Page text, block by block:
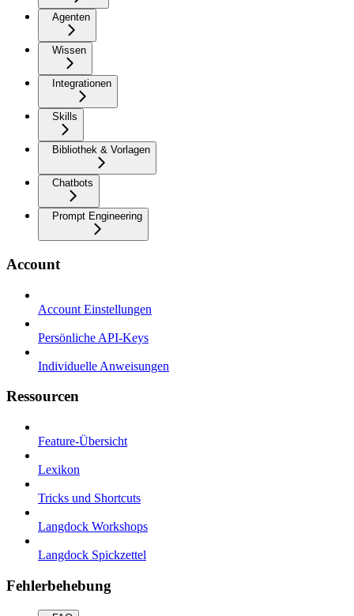
Agenten
Wissen
Integrationen
Skills
Bibliothek & Vorlagen
Chatbots
Prompt Engineering
Account
Account Einstellungen
Persönliche API-Keys
Individuelle Anweisungen
Ressourcen
Feature-Übersicht
Lexikon
Tricks und Shortcuts
Langdock Workshops
Langdock Spickzettel
Fehlerbehebung